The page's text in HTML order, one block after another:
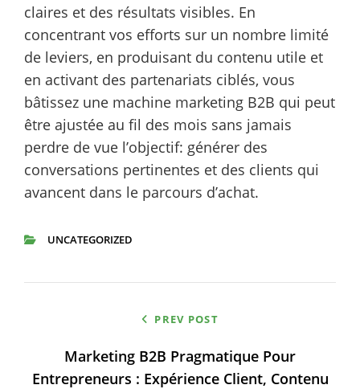
claires et des résultats visibles. En
concentrant vos efforts sur un nombre limité
de leviers, en produisant du contenu utile et
en activant des partenariats ciblés, vous
bâtissez une machine marketing B2B qui peut
être ajustée au fil des mois sans jamais
perdre de vue l’objectif: générer des
conversations pertinentes et des clients qui
avancent dans le parcours d’achat.
UNCATEGORIZED
l’article
PREV POST
Marketing B2B Pragmatique Pour
Entrepreneurs : Expérience Client, Contenu